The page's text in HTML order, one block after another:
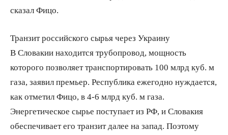
сказал Фицо.
Транзит российского сырья через Украину
В Словакии находится трубопровод, мощность
которого позволяет транспортировать 100 млрд куб. м
газа, заявил премьер. Республика ежегодно нуждается,
как отметил Фицо, в 4-6 млрд куб. м газа.
Энергетическое сырье поступает из РФ, и Словакия
обеспечивает его транзит далее на запад. Поэтому